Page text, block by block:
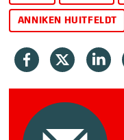
ANNIKEN HUITFELDT